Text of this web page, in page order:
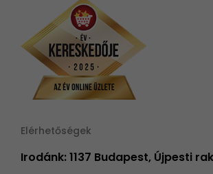
Elérhetőségek
Irodánk: 1137 Budapest, Újpesti